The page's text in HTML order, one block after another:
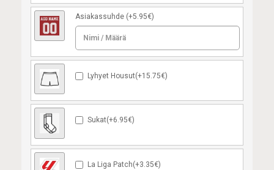
Asiakassuhde (+5.95€)
Lyhyet Housut(+15.75€)
Sukat(+6.95€)
La Liga Patch(+3.35€)